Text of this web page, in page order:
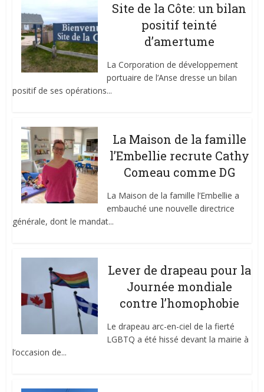
Site de la Côte: un bilan
positif teinté
d’amertume
La Corporation de développement
portuaire de l’Anse dresse un bilan
positif de ses opérations...
La Maison de la famille
l’Embellie recrute Cathy
Comeau comme DG
La Maison de la famille l’Embellie a
embauché une nouvelle directrice
générale, dont le mandat...
Lever de drapeau pour la
Journée mondiale
contre l’homophobie
Le drapeau arc-en-ciel de la fierté
LGBTQ a été hissé devant la mairie à
l’occasion de...